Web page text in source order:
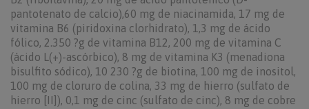
pantotenato de calcio),60 mg de niacinamida, 17 mg de
vitamina B6 (piridoxina clorhidrato), 1,3 mg de ácido
fólico, 2.350 ?g de vitamina B12, 200 mg de vitamina C
(ácido L(+)-ascórbico), 8 mg de vitamina K3 (menadiona
bisulfito sódico), 10 230 ?g de biotina, 100 mg de inositol,
100 mg de cloruro de colina, 33 mg de hierro (sulfato de
hierro [II]), 0,1 mg de cinc (sulfato de cinc), 8 mg de cobre